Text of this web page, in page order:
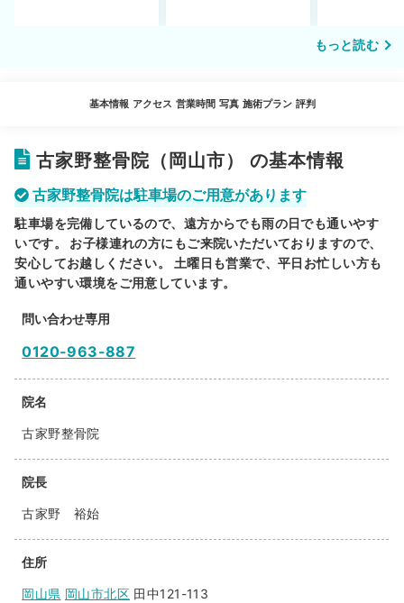
もっと読む
基本情報 アクセス 営業時間 写真 施術プラン 評判
古家野整骨院（岡山市） の基本情報
古家野整骨院は駐車場のご用意があります
駐車場を完備しているので、遠方からでも雨の日でも通いやす
いです。 お子様連れの方にもご来院いただいておりますので、
安心してお越しください。 土曜日も営業で、平日お忙しい方も
通いやすい環境をご用意しています。
問い合わせ専用
0120-963-887
院名
古家野整骨院
院長
古家野 裕始
住所
岡山県 岡山市北区 田中121-113